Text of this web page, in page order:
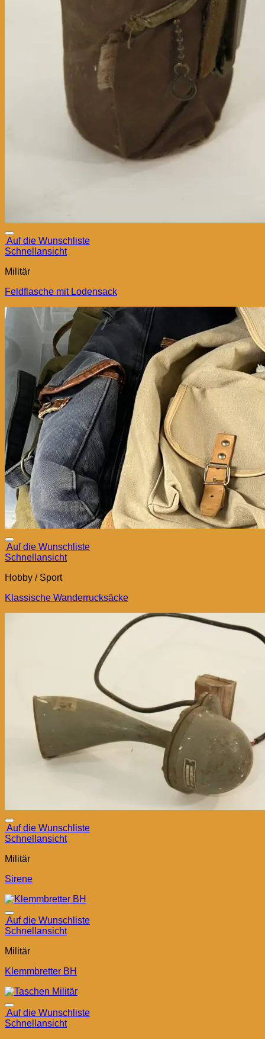
Auf die Wunschliste
Schnellansicht
Militär
Feldflasche mit Lodensack
Auf die Wunschliste
Schnellansicht
Hobby / Sport
Klassische Wanderrucksäcke
Auf die Wunschliste
Schnellansicht
Militär
Sirene
Auf die Wunschliste
Schnellansicht
Militär
Klemmbretter BH
Auf die Wunschliste
Schnellansicht